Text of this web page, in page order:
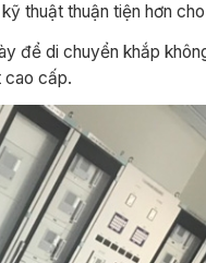
thuật thuận tiện hơn
để di chuyển khắp
cao cấp.